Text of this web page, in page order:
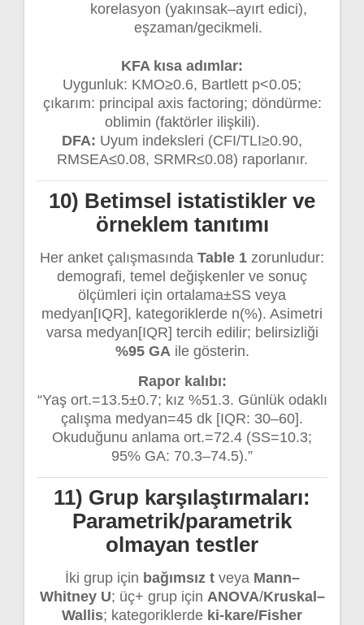
korelasyon (yakınsak–ayırt edici),
eşzaman/gecikmeli.
KFA kısa adımlar:
Uygunluk: KMO≥0.6, Bartlett p<0.05;
çıkarım: principal axis factoring; döndürme:
oblimin (faktörler ilişkili).
DFA: Uyum indeksleri (CFI/TLI≥0.90,
RMSEA≤0.08, SRMR≤0.08) raporlanır.
10) Betimsel istatistikler ve
örneklem tanıtımı
Her anket çalışmasında Table 1 zorunludur:
demografi, temel değişkenler ve sonuç
ölçümleri için ortalama±SS veya
medyan[IQR], kategoriklerde n(%). Asimetri
varsa medyan[IQR] tercih edilir; belirsizliği
%95 GAile gösterin.
Rapor kalıbı:
“Yaş ort.=13.5±0.7; kız %51.3. Günlük odaklı
çalışma medyan=45 dk [IQR: 30–60].
Okuduğunu anlama ort.=72.4 (SS=10.3;
95% GA: 70.3–74.5).”
11) Grup karşılaştırmaları:
Parametrik/parametrik
olmayan testler
İki grup için bağımsız tveya Mann–
Whitney U; üç+ grup için ANOVA/Kruskal–
Wallis; kategoriklerde ki-kare/Fisher